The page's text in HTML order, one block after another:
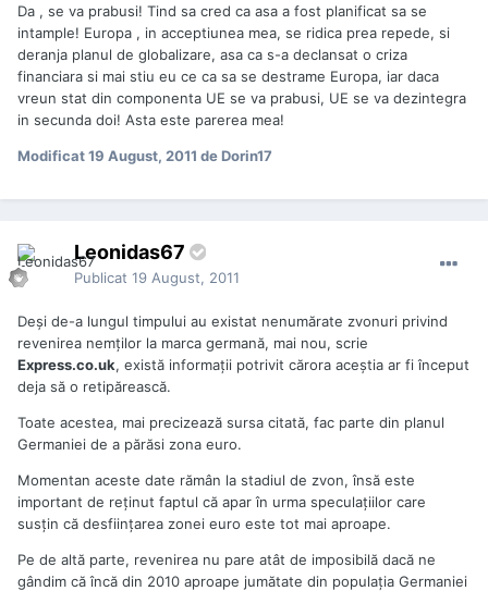
Da , se va prabusi! Tind sa cred ca asa a fost planificat sa se
intample! Europa , in acceptiunea mea, se ridica prea repede, si
deranja planul de globalizare, asa ca s-a declansat o criza
financiara si mai stiu eu ce ca sa se destrame Europa, iar daca
vreun stat din componenta UE se va prabusi, UE se va dezintegra
in secunda doi! Asta este parerea mea!
Modificat19 August, 2011 de Dorin17
Leonidas67
Publicat 19 August, 2011
Deşi de-a lungul timpului au existat nenumărate zvonuri privind
revenirea nemţilor la marca germană, mai nou, scrie
Express.co.uk, există informaţii potrivit cărora aceştia ar fi început
deja să o retipărească.
Toate acestea, mai precizează sursa citată, fac parte din planul
Germaniei de a părăsi zona euro.
Momentan aceste date rămân la stadiul de zvon, însă este
important de reţinut faptul că apar în urma speculaţiilor care
susţin că desfiinţarea zonei euro este tot mai aproape.
Pe de altă parte, revenirea nu pare atât de imposibilă dacă ne
gândim că încă din 2010 aproape jumătate din populaţia Germaniei